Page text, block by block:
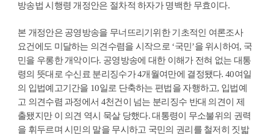
방송법 시행령 개정안은 절차적 하자가 명백한 무효이다.
본 개정안은 공영방송을 무너뜨리기위한 기초적인 여론조사
요건에도 미달하는 의견수렴을 시작으로 ‘국민’을 위시하여, 국
민을 우롱한 개악이다. 공영방송에 대한 이해가 전혀 없는 대통
령의 뜻대로 수신료 분리징수가 4개월여만에 결정됐다. 40여일
의 입법예고기간을 10일로 단축하는 편법을 자행하고, 입법예
고 의견수렴 과정에서 4천건이 넘는 분리징수 반대 의견이 제
출됐지만 이 의견 역시 묵살 당했다. 대통령이 무소불위의 권력
을 휘두르며 시민의 말을 무시하고 국민의 권리를 철저히 짓밟